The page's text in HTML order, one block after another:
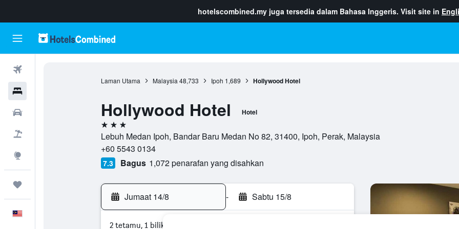
hotelscombined.my juga tersedia dalam Bahasa Inggeris. Visit site in
Laman Utama Malaysia 48,733 Ipoh 1,689 Hollywood Hotel
Hollywood Hotel Hotel
3 bintang
Lebuh Medan Ipoh, Bandar Baru Medan No 82, 31400, Ipoh, Perak, Malaysia
+60 5543 0134
7.3 Bagus 1,072 penarafan yang disahkan
Jumaat 14/8 - Sabtu 15/8
2 tetamu, 1 bilik